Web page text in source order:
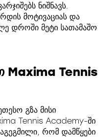
ნიშნავს.
მოტივაციას და
დროში მეტი სათამაშო
Maxima Tennis
გზა მისი
Tennis Academy-ში
რომ დამწყები